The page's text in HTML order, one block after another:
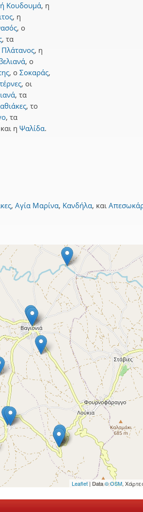
Κουδουμά, η
, η
, ο
, τα
Πλάτανος, η
, ο
, ο Σοκαράς,
, οι
, τα
, το
, τα
και η Ψαλίδα.
, Αγία Μαρίνα, Κανδήλα, και
Leaflet | Data© OSM,